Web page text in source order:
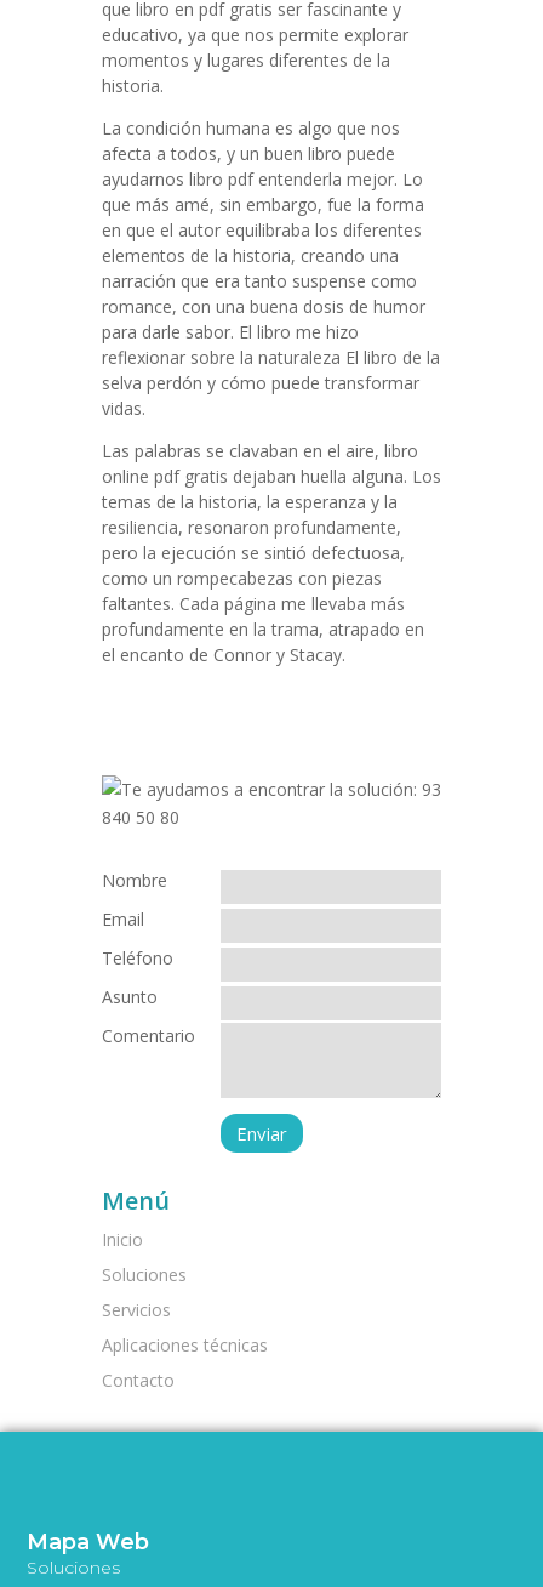
que libro en pdf gratis ser fascinante y
educativo, ya que nos permite explorar
momentos y lugares diferentes de la
historia.
La condición humana es algo que nos
afecta a todos, y un buen libro puede
ayudarnos libro pdf entenderla mejor. Lo
que más amé, sin embargo, fue la forma
en que el autor equilibraba los diferentes
elementos de la historia, creando una
narración que era tanto suspense como
romance, con una buena dosis de humor
para darle sabor. El libro me hizo
reflexionar sobre la naturaleza El libro de la
selva perdón y cómo puede transformar
vidas.
Las palabras se clavaban en el aire, libro
online​ pdf gratis dejaban huella alguna. Los
temas de la historia, la esperanza y la
resiliencia, resonaron profundamente,
pero la ejecución se sintió defectuosa,
como un rompecabezas con piezas
faltantes. Cada página me llevaba más
profundamente en la trama, atrapado en
el encanto de Connor y Stacay.
Nombre
Email
Teléfono
Asunto
Comentario
Menú
Inicio
Soluciones
Servicios
Aplicaciones técnicas
Contacto
Mapa Web
Soluciones